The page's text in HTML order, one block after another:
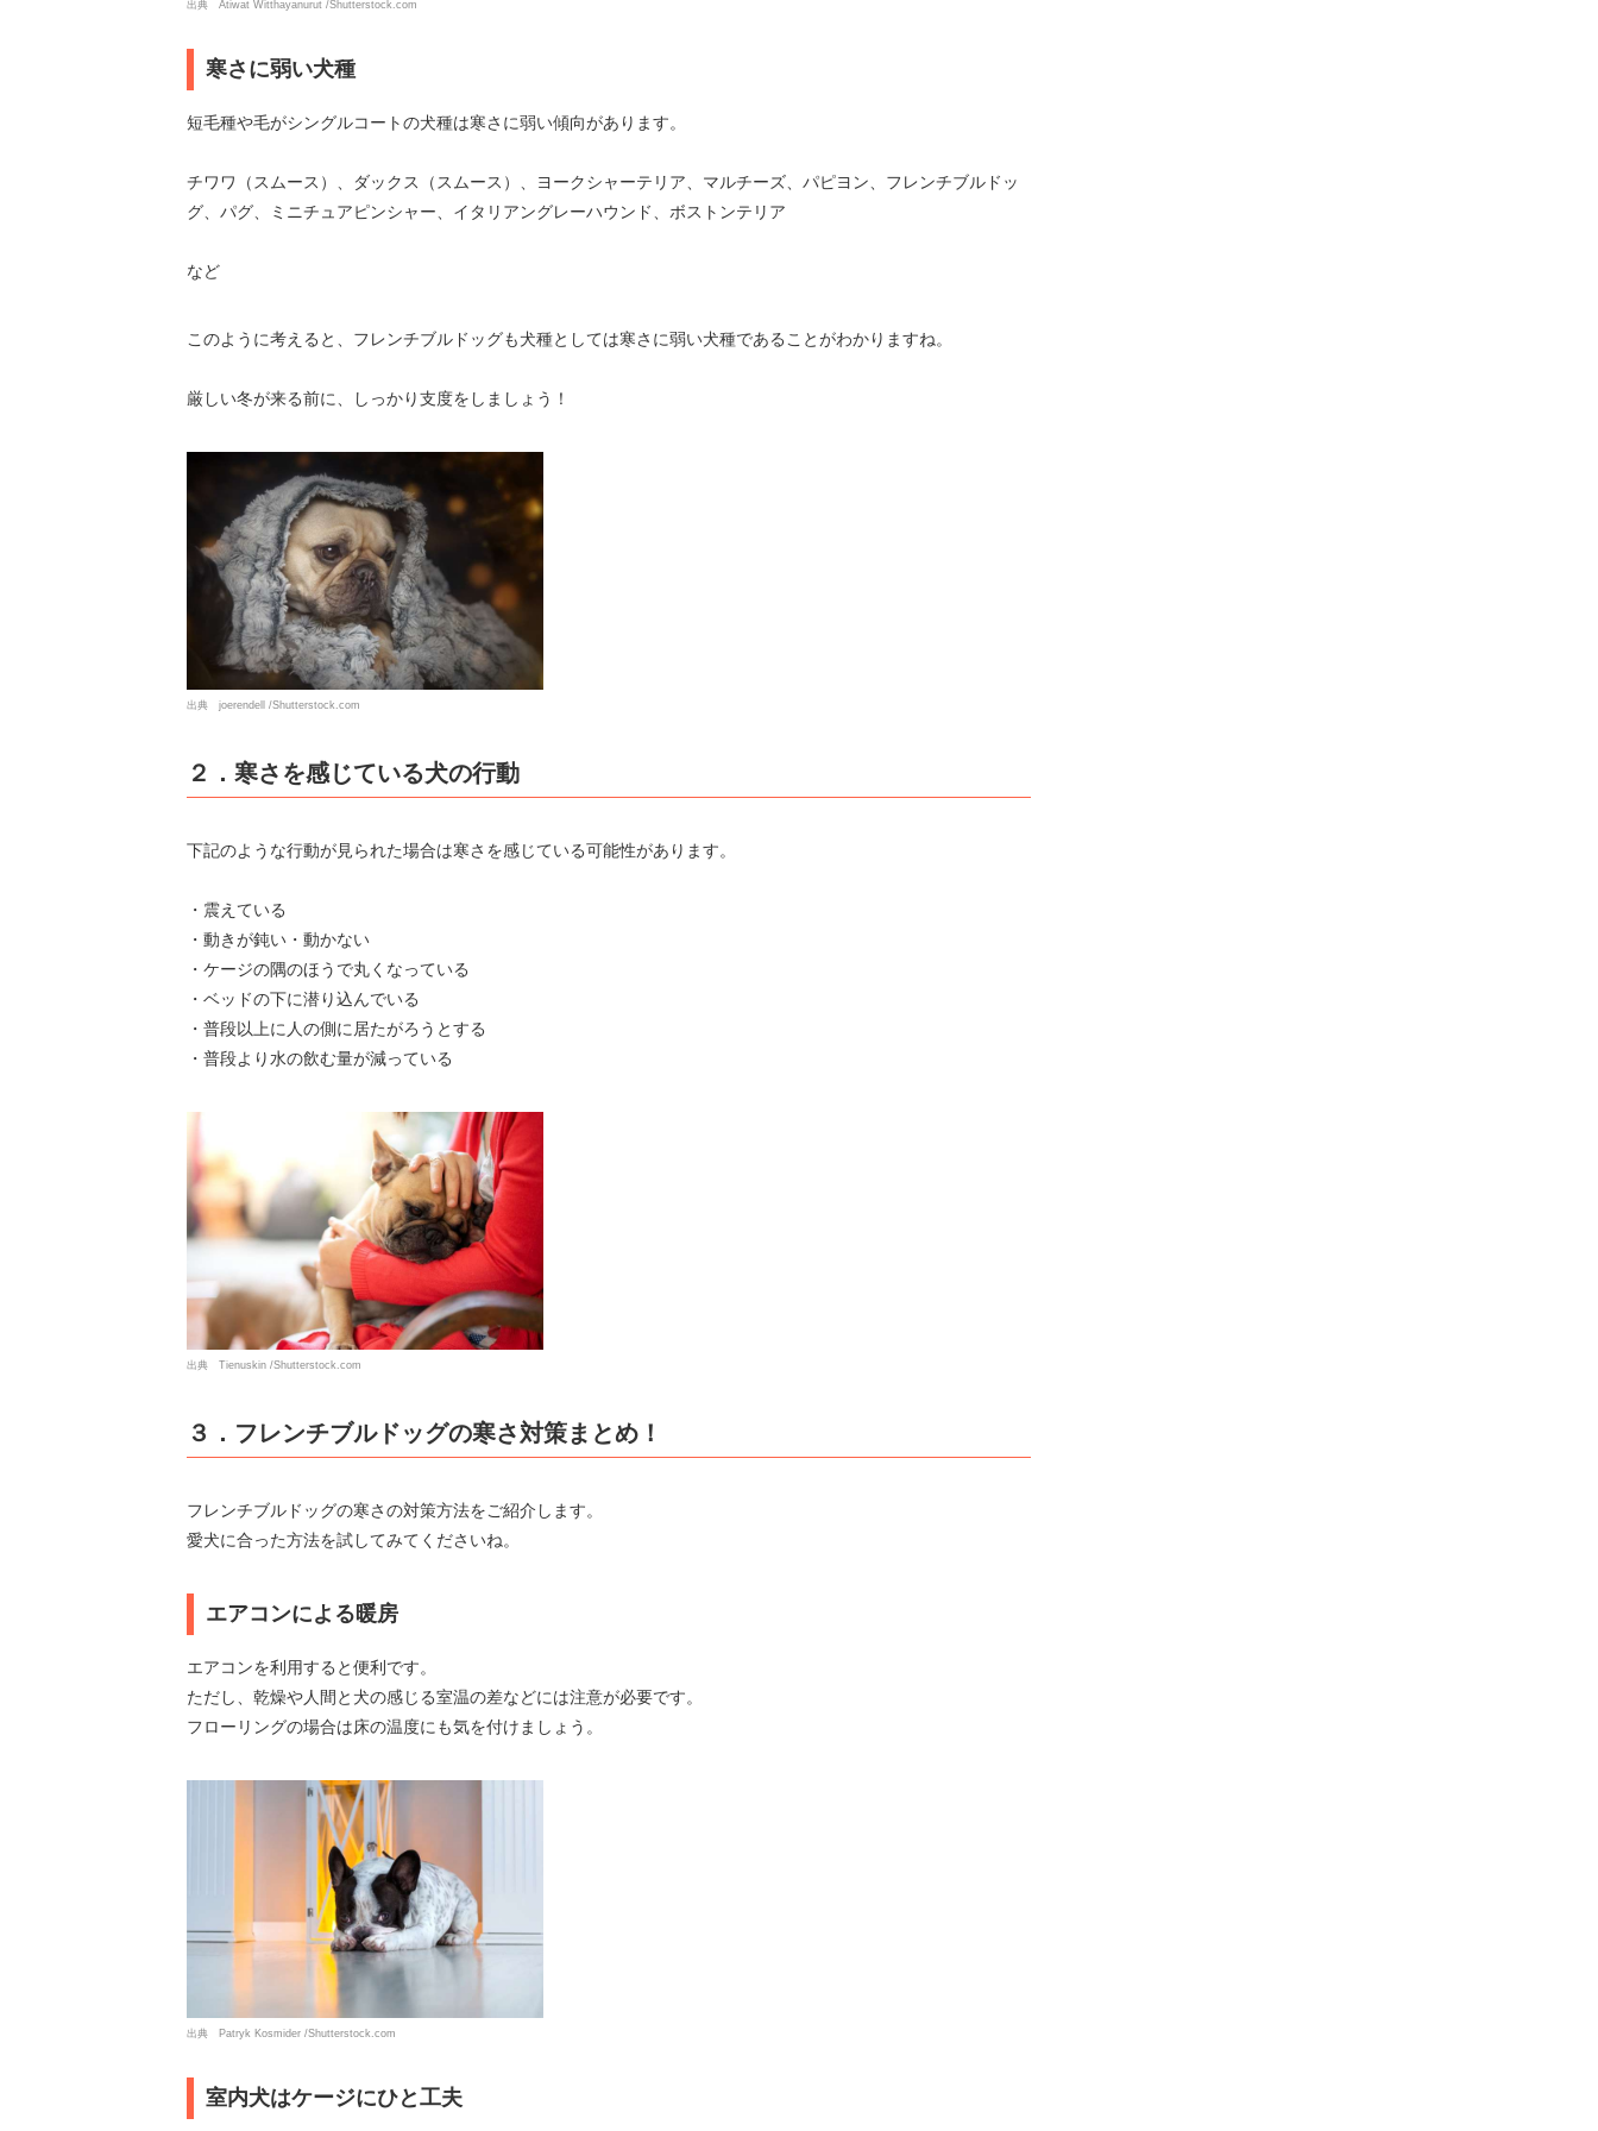
出典 Atiwat Witthayanurut /Shutterstock.com
寒さに弱い犬種
短毛種や毛がシングルコートの犬種は寒さに弱い傾向があります。
チワワ（スムース）、ダックス（スムース）、ヨークシャーテリア、マルチーズ、パピヨン、フレンチブルドッ
グ、パグ、ミニチュアピンシャー、イタリアングレーハウンド、ボストンテリア
など
このように考えると、フレンチブルドッグも犬種としては寒さに弱い犬種であることがわかりますね。
厳しい冬が来る前に、しっかり支度をしましょう！
出典 joerendell /Shutterstock.com
２．寒さを感じている犬の行動
下記のような行動が見られた場合は寒さを感じている可能性があります。
・震えている
・動きが鈍い・動かない
・ケージの隅のほうで丸くなっている
・ベッドの下に潜り込んでいる
・普段以上に人の側に居たがろうとする
・普段より水の飲む量が減っている
出典 Tienuskin /Shutterstock.com
３．フレンチブルドッグの寒さ対策まとめ！
フレンチブルドッグの寒さの対策方法をご紹介します。
愛犬に合った方法を試してみてくださいね。
エアコンによる暖房
エアコンを利用すると便利です。
ただし、乾燥や人間と犬の感じる室温の差などには注意が必要です。
フローリングの場合は床の温度にも気を付けましょう。
出典 Patryk Kosmider /Shutterstock.com
室内犬はケージにひと工夫